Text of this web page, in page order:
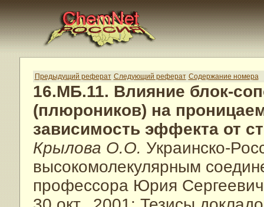
Предыдущий реферат Следующий реферат Содержание номера
16.МБ.11. Влияние блок-
(плюроников) на
зависимость эффекта от
Крылова О.О. Украинско-
высокомолекулярным
профессора Юрия